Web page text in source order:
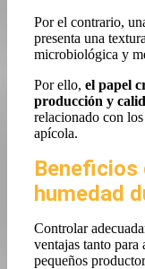
Por el contrario,
presenta una
microbiológica y
Por ello, el papel
producción y
relacionado con
apícola.
Beneficios
humedad
Controlar
ventajas tanto para
pequeños